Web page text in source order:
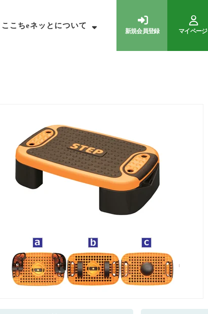
ここちeネッとについて
新規会員登録 マイページ